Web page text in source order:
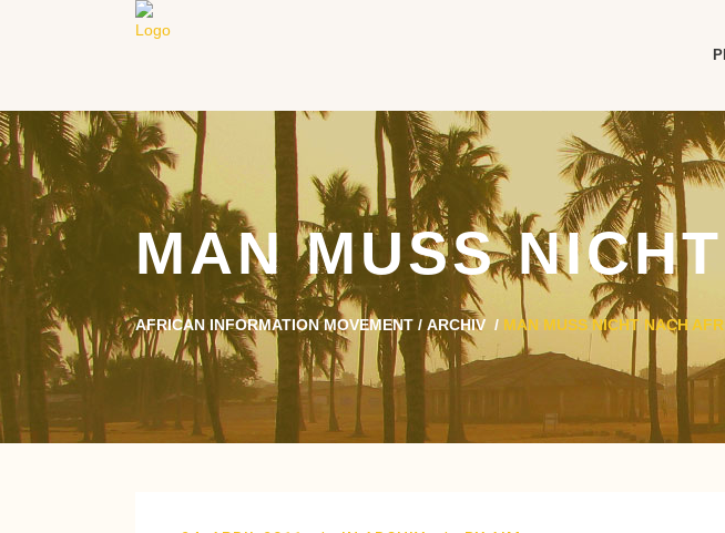
MAN MUSS
AFRICAN INFORMATION MOVEMENT / ARCHIV / MAN MUSS NICHT NACH